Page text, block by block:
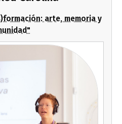
arte, memoria y